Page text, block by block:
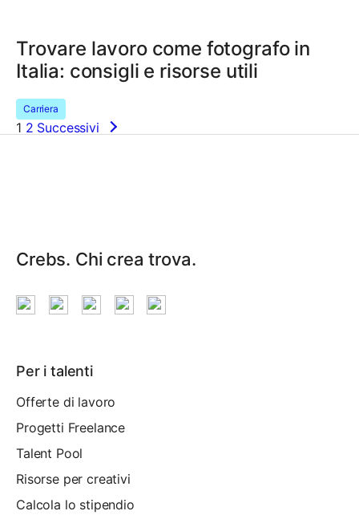
Trovare lavoro come fotografo in
Italia: consigli e risorse utili
Carriera
Navigazione
1 2 Successivi
Crebs. Chi crea trova.
Per i talenti
Offerte di lavoro
Progetti Freelance
Talent Pool
Risorse per creativi
Calcola lo stipendio